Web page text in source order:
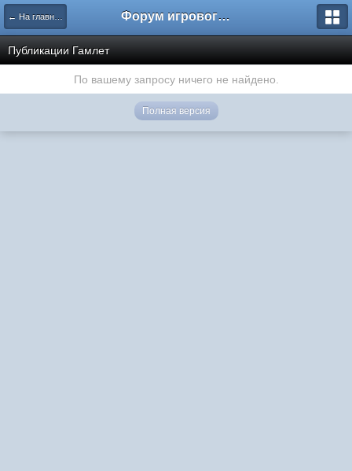
← На главную Форум игрового проекта Riverrise
Публикации Гамлет
По вашему запросу ничего не найдено.
Полная версия